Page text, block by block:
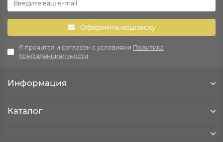
Оформить подписку
Я прочитал и согласен с условиями Политика
Конфиденциальности
Информация
Каталог